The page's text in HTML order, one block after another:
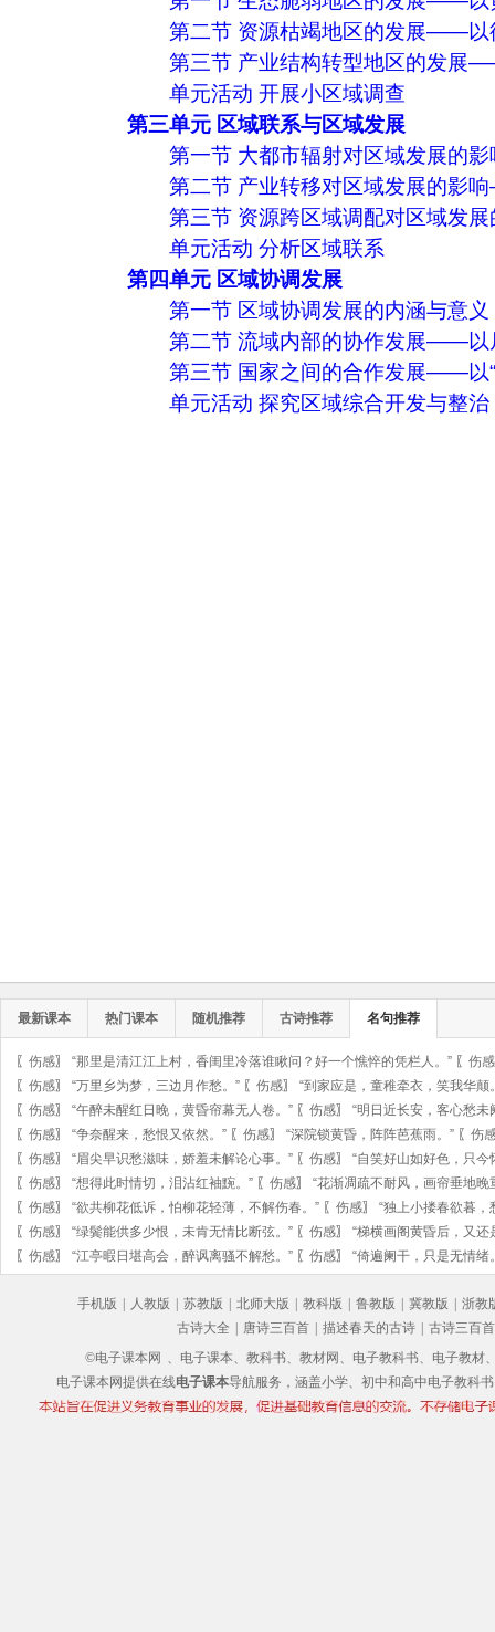
第二节 资源枯竭地区的发展——以
第三节 产业结构转型地区的发展
单元活动 开展小区域调查
第三单元 区域联系与区域发展
第一节 大都市辐射对区域发展的
第二节 产业转移对区域发展的影
第三节 资源跨区域调配对区域发
单元活动 分析区域联系
第四单元 区域协调发展
第一节 区域协调发展的内涵与意义
第二节 流域内部的协作发展——以
第三节 国家之间的合作发展——以
单元活动 探究区域综合开发与整治
最新课本 热门课本 随机推荐 古诗推荐 名句推荐
〖 伤感〗 “那里是清江江上村，香闺里冷落谁瞅问？好一个憔悴的凭栏人。” 〖 伤感
〖 伤感〗 “万里乡为梦，三边月作愁。” 〖 伤感〗 “到家应是，童稚牵衣，笑我华颠
〖 伤感〗 “午醉未醒红日晚，黄昏帘幕无人卷。” 〖 伤感〗 “明日近长安，客心愁未
〖 伤感〗 “争奈醒来，愁恨又依然。” 〖 伤感〗 “深院锁黄昏，阵阵芭蕉雨。” 〖 伤
〖 伤感〗 “眉尖早识愁滋味，娇羞未解论心事。” 〖 伤感〗 “自笑好山如好色，只
〖 伤感〗 “想得此时情切，泪沾红袖黦。” 〖 伤感〗 “花渐凋疏不耐风，画帘垂地晚
〖 伤感〗 “欲共柳花低诉，怕柳花轻薄，不解伤春。” 〖 伤感〗 “独上小搂春欲暮，
〖 伤感〗 “绿鬓能供多少恨，未肯无情比断弦。” 〖 伤感〗 “梯横画阁黄昏后，又还
〖 伤感〗 “江亭暇日堪高会，醉讽离骚不解愁。” 〖 伤感〗 “倚遍阑干，只是无情绪
手机版 人教版 苏教版 北师大版 教科版 鲁教版 冀教版
浙教
古诗大全
唐诗三百首 描述春天的古诗
古诗三百首
©电子课本网 、电子课本、教科书、教材网、电子教科书、电子教材
电子课本网提供在线电子课本导航服务，涵盖小学、初中和高中电子教科